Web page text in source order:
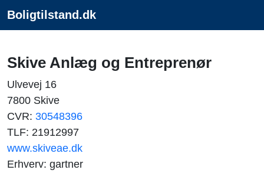
Boligtilstand.dk
Skive Anlæg og Entreprenør
Ulvevej 16
7800 Skive
CVR: 30548396
TLF: 21912997
www.skiveae.dk
Erhverv: gartner